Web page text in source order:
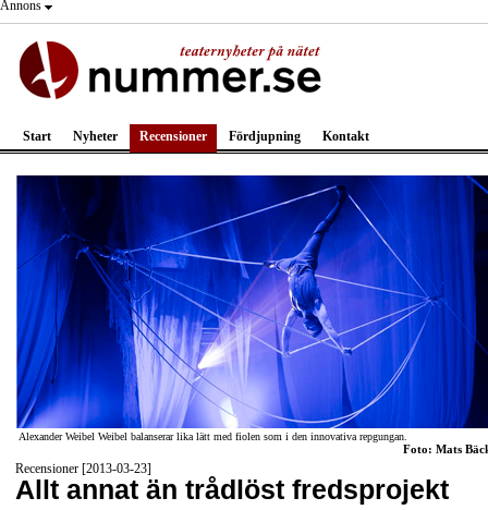
Annons
Start Nyheter Recensioner Fördjupning Kontakt
Alexander Weibel Weibel balanserar lika lätt med fiolen som i den innovativa repgungan.
Foto: Mats
Recensioner [2013-03-23]
Allt annat än trådlöst fredsprojekt